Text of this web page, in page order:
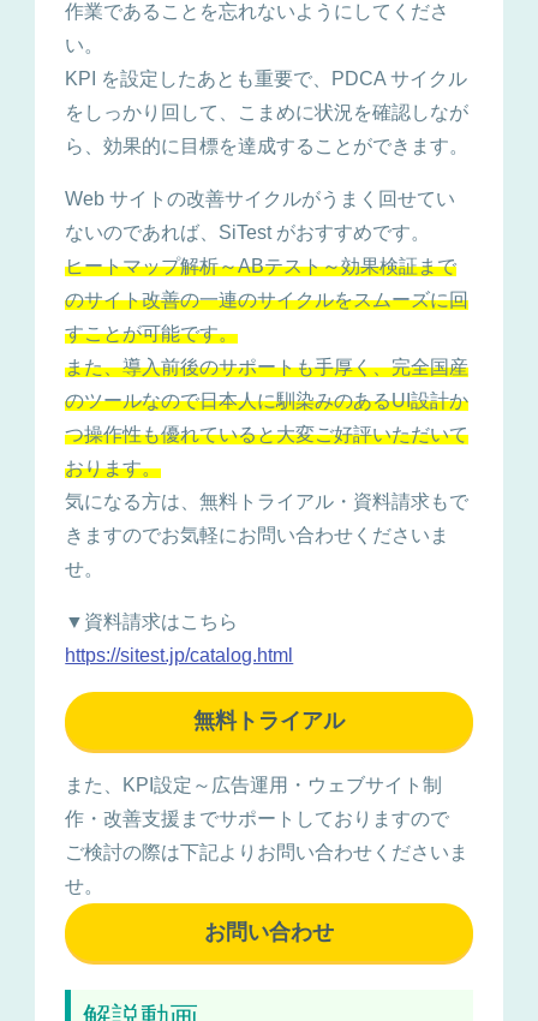
作業であることを忘れないようにしてくださ
い。
KPI を設定したあとも重要で、PDCA サイクル
をしっかり回して、こまめに状況を確認しなが
ら、効果的に目標を達成することができます。
Web サイトの改善サイクルがうまく回せてい
ないのであれば、SiTest がおすすめです。
ヒートマップ解析～ABテスト～効果検証まで
のサイト改善の一連のサイクルをスムーズに回
すことが可能です。
また、導入前後のサポートも手厚く、完全国産
のツールなので日本人に馴染みのあるUI設計か
つ操作性も優れていると大変ご好評いただいて
おります。
気になる方は、無料トライアル・資料請求もで
きますのでお気軽にお問い合わせくださいま
せ。
▼資料請求はこちら
https://sitest.jp/catalog.html
無料トライアル
また、KPI設定～広告運用・ウェブサイト制
作・改善支援までサポートしておりますので
ご検討の際は下記よりお問い合わせくださいま
せ。
お問い合わせ